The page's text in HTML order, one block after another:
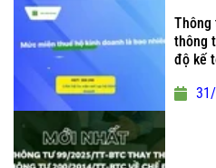
Thông
thông
độ kế